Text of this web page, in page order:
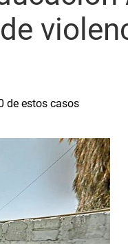
de estos casos